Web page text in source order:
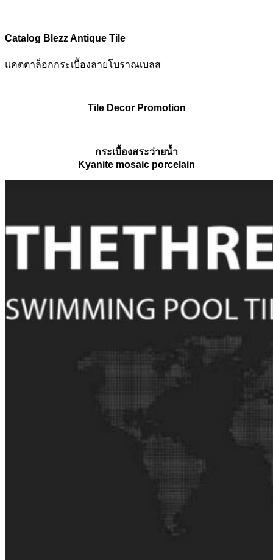
Catalog Blezz Antique Tile
แคตตาล็อกกระเบื้องลายโบราณเบลส
Tile Decor Promotion
กระเบื้องสระว่ายน้ำ
Kyanite mosaic porcelain